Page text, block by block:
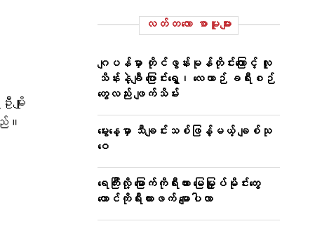
ျိုး
။
လတ်တ‌လော စာမူများ
ဂျပန်မှာ တိုင်ဖွန်းမုန်တိုင်းကြောင့် လူ
သိန်းနဲ့ချီ ပြောင်းရွှေ့၊ လေယာဉ် ခရီးစဉ်
တွေလည်း ဖျက်သိမ်း
မွေးနေ့မှာ သီချင်းသစ်ဖြန့်မယ့် ချစ်သု
ဝေ
ရေကြီးလို့ မြောက်ကိုရီးယား မြေမြှုပ်မိုင်းတွေ
တောင်ကိုရီးယားဖက် မျောပါလာ